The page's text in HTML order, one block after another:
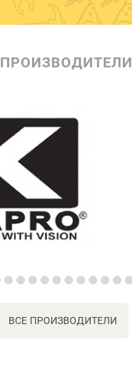
ПРОИЗВОДИТЕЛИ
ВСЕ ПРОИЗВОДИТЕЛИ